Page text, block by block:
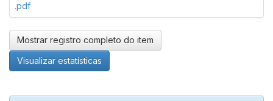
.pdf
Mostrar registro completo do item
Visualizar estatísticas